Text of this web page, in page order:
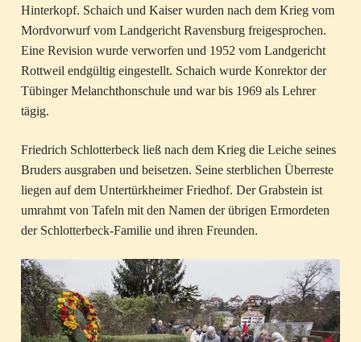
Hinterkopf. Schaich und Kaiser wurden nach dem Krieg vom
Mordvorwurf vom Landgericht Ravensburg freigesprochen.
Eine Revision wurde verworfen und 1952 vom Landgericht
Rottweil endgültig eingestellt. Schaich wurde Konrektor der
Tübinger Melanchthonschule und war bis 1969 als Lehrer
tägig.
Friedrich Schlotterbeck ließ nach dem Krieg die Leiche seines
Bruders ausgraben und beisetzen. Seine sterblichen Überreste
liegen auf dem Untertürkheimer Friedhof. Der Grabstein ist
umrahmt von Tafeln mit den Namen der übrigen Ermordeten
der Schlotterbeck-Familie und ihren Freunden.